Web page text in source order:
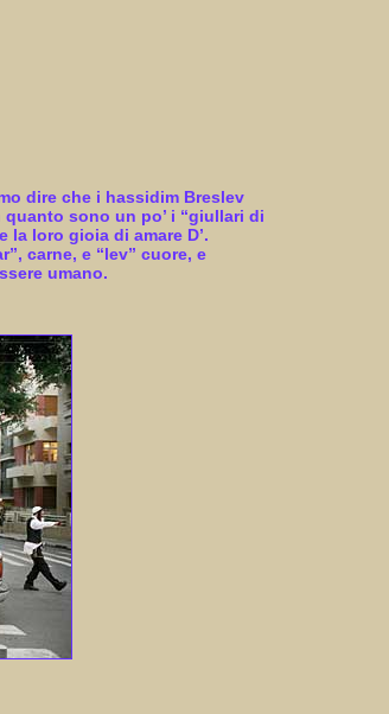
dire che i hassidim Breslev
sono un po’ i “giullari di
la loro gioia di amare D’.
carne, e “lev” cuore, e
umano.